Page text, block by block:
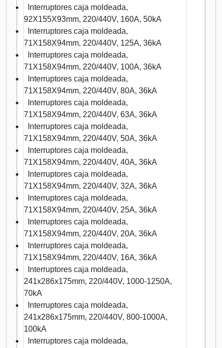
Interruptores caja moldeada,
92X155X93mm, 220/440V, 160A, 50kA
Interruptores caja moldeada,
71X158X94mm, 220/440V, 125A, 36kA
Interruptores caja moldeada,
71X158X94mm, 220/440V, 100A, 36kA
Interruptores caja moldeada,
71X158X94mm, 220/440V, 80A, 36kA
Interruptores caja moldeada,
71X158X94mm, 220/440V, 63A, 36kA
Interruptores caja moldeada,
71X158X94mm, 220/440V, 50A, 36kA
Interruptores caja moldeada,
71X158X94mm, 220/440V, 40A, 36kA
Interruptores caja moldeada,
71X158X94mm, 220/440V, 32A, 36kA
Interruptores caja moldeada,
71X158X94mm, 220/440V, 25A, 36kA
Interruptores caja moldeada,
71X158X94mm, 220/440V, 20A, 36kA
Interruptores caja moldeada,
71X158X94mm, 220/440V, 16A, 36kA
Interruptores caja moldeada,
241x286x175mm, 220/440V, 1000-1250A,
70kA
Interruptores caja moldeada,
241x286x175mm, 220/440V, 800-1000A,
100kA
Interruptores caja moldeada,